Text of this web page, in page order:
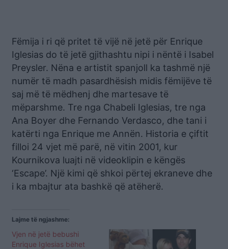
Fëmija i ri që pritet të vijë në jetë për Enrique
Iglesias do të jetë gjithashtu nipi i nëntë i Isabel
Preysler. Nëna e artistit spanjoll ka tashmë një
numër të madh pasardhësish midis fëmijëve të
saj më të mëdhenj dhe martesave të
mëparshme. Tre nga Chabeli Iglesias, tre nga
Ana Boyer dhe Fernando Verdasco, dhe tani i
katërti nga Enrique me Annën. Historia e çiftit
filloi 24 vjet më parë, në vitin 2001, kur
Kournikova luajti në videoklipin e këngës
‘Escape’. Një kimi që shkoi përtej ekraneve dhe
i ka mbajtur ata bashkë që atëherë.
Lajme të ngjashme:
Vjen në jetë bebushi
Enrique Iglesias bëhet